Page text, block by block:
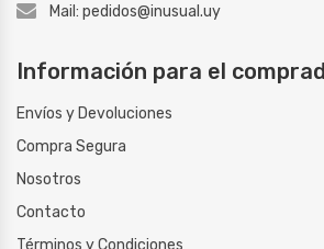
Mail: pedidos@inusual.uy
Información para el
Envíos y Devoluciones
Compra Segura
Nosotros
Contacto
Términos y Condiciones